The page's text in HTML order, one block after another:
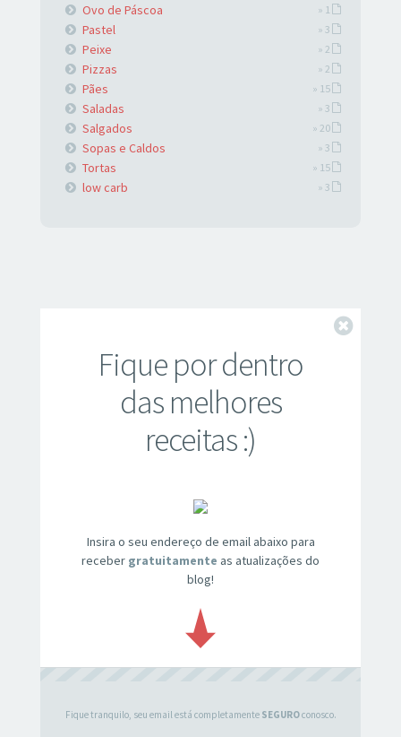
Ovo de Páscoa » 1
Pastel » 3
Peixe » 2
Pizzas » 2
Pães » 15
Saladas » 3
Salgados » 20
Sopas e Caldos » 3
Tortas » 15
low carb » 3
Fique por dentro
das melhores
receitas :)
Insira o seu endereço de email abaixo para
receber gratuitamente as atualizações do
blog!
Fique tranquilo, seu email está completamente SEGUROconosco.